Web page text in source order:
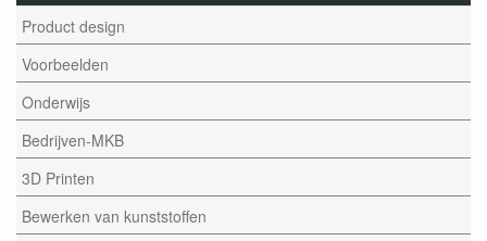
Product design
Voorbeelden
Onderwijs
Bedrijven-MKB
3D Printen
Bewerken van kunststoffen